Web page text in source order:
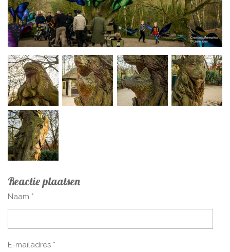
Reactie plaatsen
Naam *
E-mailadres *